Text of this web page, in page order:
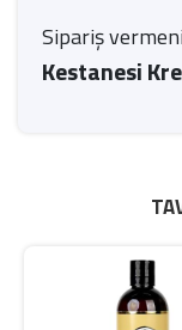
Sipariş
Kestanesi